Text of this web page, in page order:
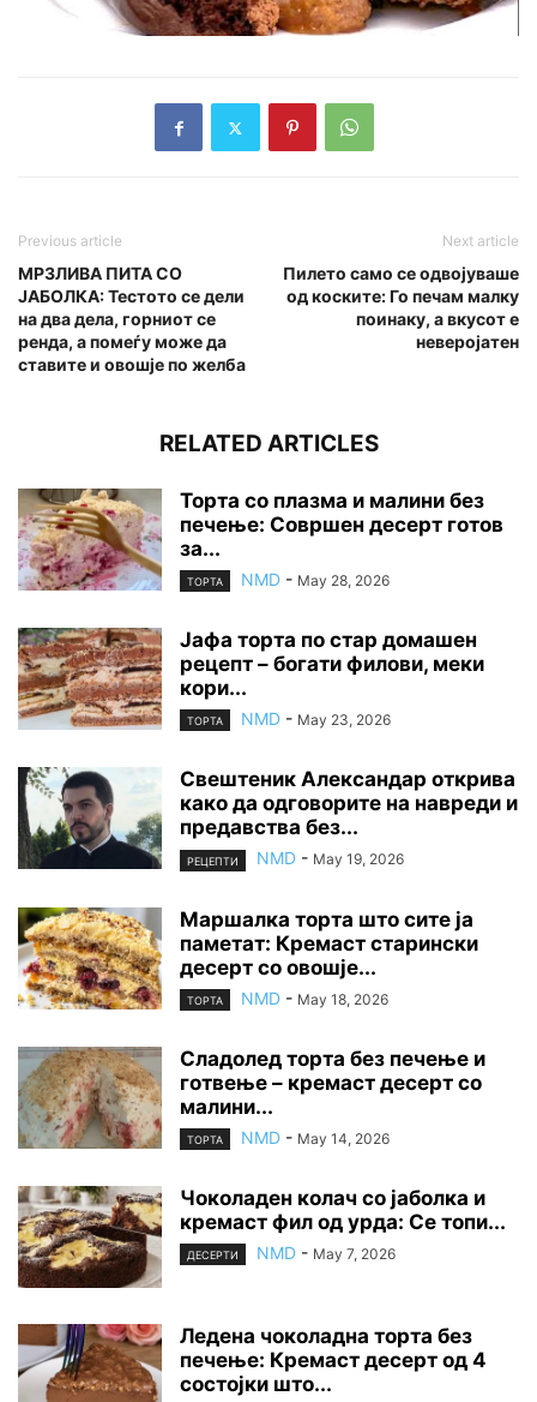
Previous article
МРЗЛИВА ПИТА СО
ЈАБОЛКА: Тестото се дели
на два дела, горниот се
ренда, а помеѓу може да
ставите и овошје по желба
Next article
Пилето само се одвојуваше
од коските: Го печам малку
поинаку, а вкусот е
неверојатен
RELATED ARTICLES
Торта со плазма и малини без
печење: Совршен десерт готов
за...
ТОРТА NMD - May 28, 2026
Јафа торта по стар домашен
рецепт – богати филови, меки
кори...
ТОРТА NMD - May 23, 2026
Свештеник Александар открива
како да одговорите на навреди и
предавства без...
РЕЦЕПТИ NMD - May 19, 2026
Маршалка торта што сите ја
паметат: Кремаст старински
десерт со овошје...
ТОРТА NMD - May 18, 2026
Сладолед торта без печење и
готвење – кремаст десерт со
малини...
ТОРТА NMD - May 14, 2026
Чоколаден колач со јаболка и
кремаст фил од урда: Се топи...
ДЕСЕРТИ NMD - May 7, 2026
Ледена чоколадна торта без
печење: Кремаст десерт од 4
состојки што...